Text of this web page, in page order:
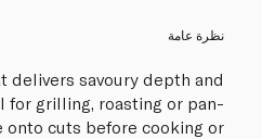
نظرة عامة
delivers savoury depth and
for grilling, roasting or pan-
onto cuts before cooking or